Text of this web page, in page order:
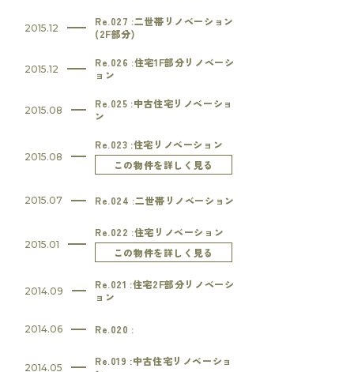
2015.12
Re.027 :二世帯リノベーション
(2F部分)
2015.12
Re.026 :住宅1F部分リノベーシ
ョン
2015.08
Re.025 :中古住宅リノベーショ
ン
2015.08
Re.023 :住宅リノベーション
この物件を詳しく見る
2015.07 Re.024 :二世帯リノベーション
2015.01
Re.022 :住宅リノベーション
この物件を詳しく見る
2014.09
Re.021 :住宅2F部分リノベーシ
ョン
2014.06 Re.020 :
2014.05
Re.019 :中古住宅リノベーショ